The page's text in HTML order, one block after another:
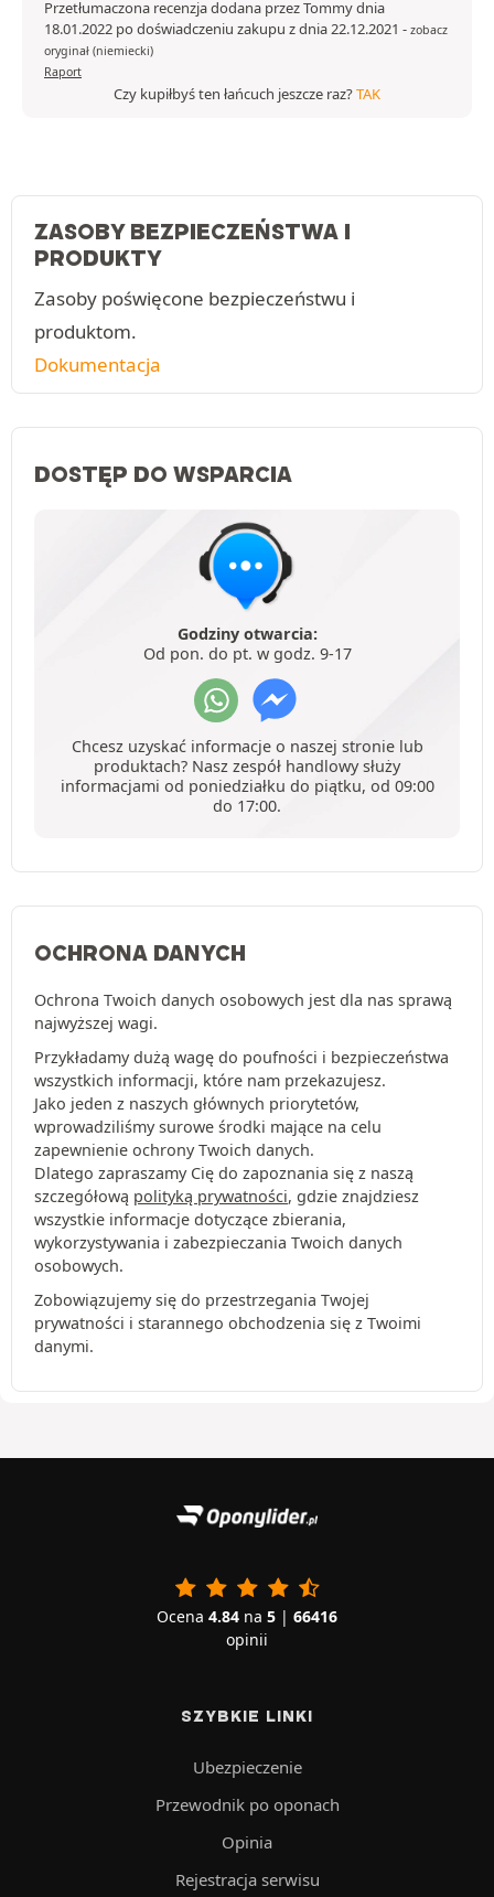
Przetłumaczona recenzja dodana przez Tommy dnia
18.01.2022 po doświadczeniu zakupu z dnia 22.12.2021 - zobacz
oryginał (niemiecki)
Raport
Czy kupiłbyś ten łańcuch jeszcze raz?TAK
ZASOBY BEZPIECZEŃSTWA I
PRODUKTY
Zasoby poświęcone bezpieczeństwu i
produktom.
Dokumentacja
DOSTĘP DO WSPARCIA
Godziny otwarcia:
Od pon. do pt. w godz. 9-17
Chcesz uzyskać informacje o naszej stronie lub
produktach? Nasz zespół handlowy służy
informacjami od poniedziałku do piątku, od 09:00
do 17:00.
OCHRONA DANYCH
Ochrona Twoich danych osobowych jest dla nas sprawą
najwyższej wagi.
Przykładamy dużą wagę do poufności i bezpieczeństwa
wszystkich informacji, które nam przekazujesz.
Jako jeden z naszych głównych priorytetów,
wprowadziliśmy surowe środki mające na celu
zapewnienie ochrony Twoich danych.
Dlatego zapraszamy Cię do zapoznania się z naszą
szczegółową polityką prywatności, gdzie znajdziesz
wszystkie informacje dotyczące zbierania,
wykorzystywania i zabezpieczania Twoich danych
osobowych.
Zobowiązujemy się do przestrzegania Twojej
prywatności i starannego obchodzenia się z Twoimi
danymi.
Ocena 4.84 na 5 | 66416
opinii
SZYBKIE LINKI
Ubezpieczenie
Przewodnik po oponach
Opinia
Rejestracja serwisu